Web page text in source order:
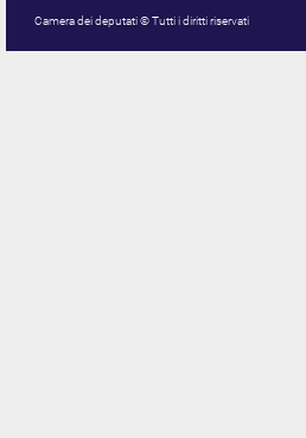
Camera dei deputati © Tutti i diritti riservati